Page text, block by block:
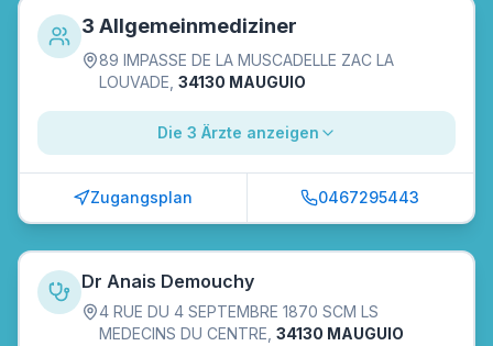
3 Allgemeinmediziner
89 IMPASSE DE LA MUSCADELLE ZAC LA
LOUVADE 34130 MAUGUIO
Die 3 Ärzte anzeigen
Zugangsplan 0467295443
Dr Anais Demouchy
4 RUE DU 4 SEPTEMBRE 1870 SCM LS
MEDECINS DU CENTRE 34130 MAUGUIO